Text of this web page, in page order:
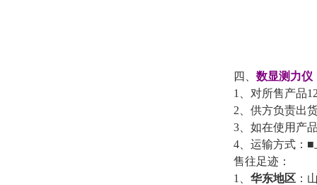
四、 数显测力仪
1
、对所售产品
2 、供方负责出
3 、如在使用产
4 、运输方式：
售往足迹：
1
华东地区 ：